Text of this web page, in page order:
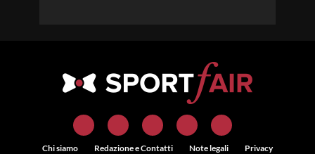
Chi siamo Redazione e Contatti Note legali Privacy